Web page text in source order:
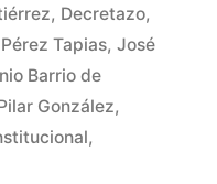
, Decretazo,
Tapias, José
Barrio de
González,
,